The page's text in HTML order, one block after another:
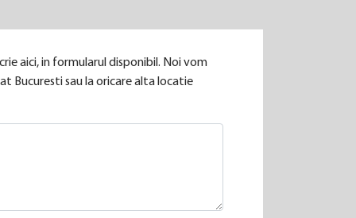
aici, in formularul disponibil. Noi vom
Bucuresti sau la oricare alta locatie